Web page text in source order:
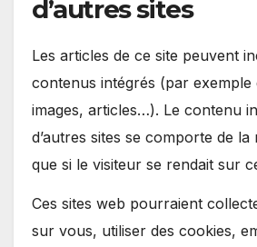
d’autres sites
Les articles de ce site peuvent
contenus intégrés (par exemple
images, articles…). Le contenu
d’autres sites se comporte de la
que si le visiteur se rendait sur
Ces sites web pourraient
sur vous, utiliser des cookies,